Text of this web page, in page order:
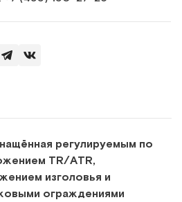
регулируемым по
TR/ATR,
изголовья и
ограждениями